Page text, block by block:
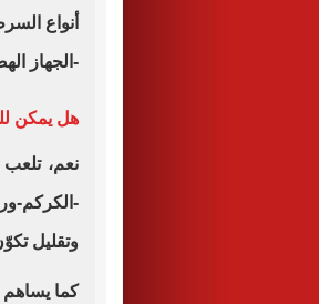
أنواع
-الجهاز
هل يمكن
نعم، تلعب
-الكركم-
وتقليل
كما يساهم